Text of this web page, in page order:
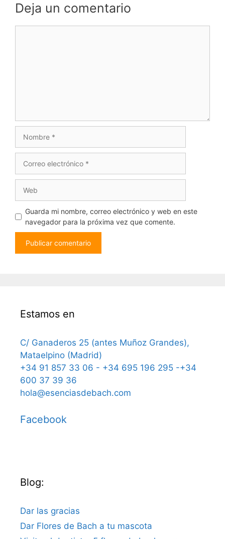
Deja un comentario
electrónico
Guarda mi nombre, correo electrónico y web en este
navegador para la próxima vez que comente.
Estamos en
C/ Ganaderos 25 (antes Muñoz Grandes),
Mataelpino (Madrid)
+34 91 857 33 06 - +34 695 196 295 -+34
600 37 39 36
hola@esenciasdebach.com
Facebook
Blog:
Dar las gracias
Dar Flores de Bach a tu mascota